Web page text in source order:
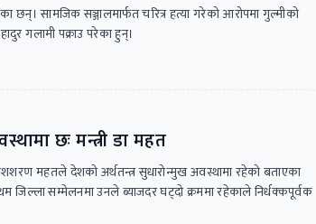
छन्। सामजिक सञ्जालमार्फत चरित्र हत्या गरेको आरोपमा गुल्मीको
गलामी पक्राउ परेका हुन्।
छः मन्त्री डा महत
महतले देशको अर्थतन्त्र सुधारोन्मुख अवस्थामा रहेको बताएका
जिल्ला सम्मेलनमा उनले ब्याजदर घट्दो क्रममा रहेकाले निर्धक्कपूर्वक